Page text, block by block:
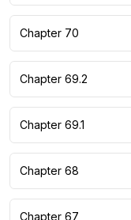
Chapter 70
Chapter 69.2
Chapter 69.1
Chapter 68
Chapter 67